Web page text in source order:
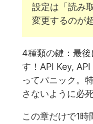
設定は「読み
変更するのが
4種類の鍵：最
す！API Key,
ってパニック。
さないように必
この章だけで1